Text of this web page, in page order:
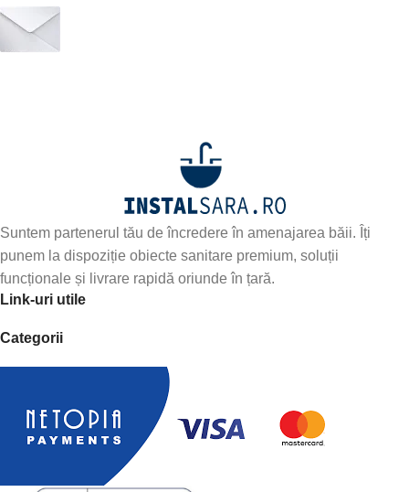
Suntem partenerul tău de încredere în amenajarea băii. Îți
punem la dispoziție obiecte sanitare premium, soluții
funcționale și livrare rapidă oriunde în țară.
Link-uri utile
Categorii